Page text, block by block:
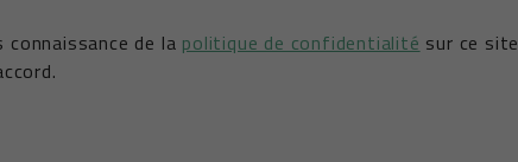
connaissance de la politique de confidentialité sur ce site